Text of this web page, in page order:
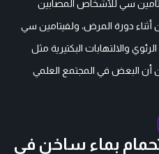
سي للأشخاص المصابين
أثناء دورة المرض، ولفيتامين سي
والالتهابات البكتيرية مثل
أن البعض في المجتمع العلمي
بماء ساخن في